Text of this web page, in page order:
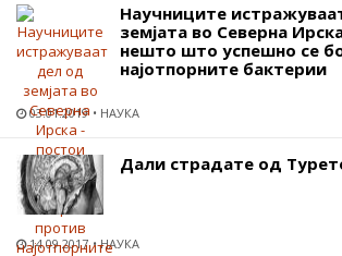
Научниците
земјата во Северна
нешто што успешно се
најотпорните бактерии
03.01.2019 НАУКА
Дали страдате од
14.09.2017 НАУКА